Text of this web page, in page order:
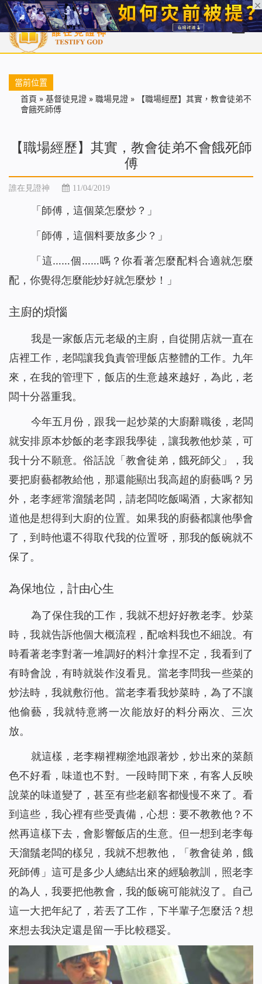
首頁 每日靈糧 天國福音 基督徒見證 信仰解答 聖經
當前位置
首頁 » 基督徒見證 » 職場見證 »
【職場經歷】其實，教會徒弟不
會餓死師傅
【職場經歷】其實，教會徒弟不會餓死師
傅
誰在見證神 11/04/2019
「師傅，這個菜怎麼炒？」
「師傅，這個料要放多少？」
「這……個……嗎？你看著怎麼配料合適就怎麼
配，你覺得怎麼能炒好就怎麼炒！」
主廚的煩惱
我是一家飯店元老級的主廚，自從開店就一直在
店裡工作，老闆讓我負責管理飯店整體的工作。九年
來，在我的管理下，飯店的生意越來越好，為此，老
闆十分器重我。
今年五月份，跟我一起炒菜的大廚辭職後，老闆
就安排原本炒飯的老李跟我學徒，讓我教他炒菜，可
我十分不願意。俗話說「教會徒弟，餓死師父」，我
要把廚藝都教給他，那還能顯出我高超的廚藝嗎？另
外，老李經常溜鬚老闆，請老闆吃飯喝酒，大家都知
道他是想得到大廚的位置。如果我的廚藝都讓他學會
了，到時他還不得取代我的位置呀，那我的飯碗就不
保了。
為保地位，計由心生
為了保住我的工作，我就不想好好教老李。炒菜
時，我就告訴他個大概流程，配啥料我也不細說。有
時看著老李對著一堆調好的料汁拿捏不定，我看到了
有時會說，有時就裝作沒看見。當老李問我一些菜的
炒法時，我就敷衍他。當老李看我炒菜時，為了不讓
他偷藝，我就特意將一次能放好的料分兩次、三次
放。
就這樣，老李糊裡糊塗地跟著炒，炒出來的菜顏
色不好看，味道也不對。一段時間下來，有客人反映
說菜的味道變了，甚至有些老顧客都慢慢不來了。看
到這些，我心裡有些受責備，心想：要不教教他？不
然再這樣下去，會影響飯店的生意。但一想到老李每
天溜鬚老闆的樣兒，我就不想教他，「教會徒弟，餓
死師傅」這可是多少人總結出來的經驗教訓，照老李
的為人，我要把他教會，我的飯碗可能就沒了。自己
這一大把年紀了，若丟了工作，下半輩子怎麼活？想
來想去我決定還是留一手比較穩妥。